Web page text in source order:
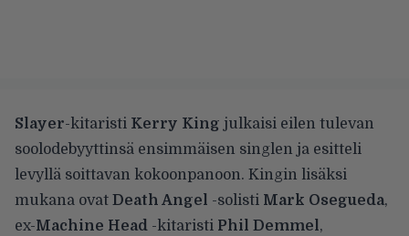
Slayer-kitaristi Kerry King julkaisi eilen tulevan
soolodebyyttinsä ensimmäisen singlen ja esitteli
levyllä soittavan kokoonpanoon. Kingin lisäksi
mukana ovat Death Angel -solisti Mark Osegueda,
ex-Machine Head -kitaristi Phil Demmel,